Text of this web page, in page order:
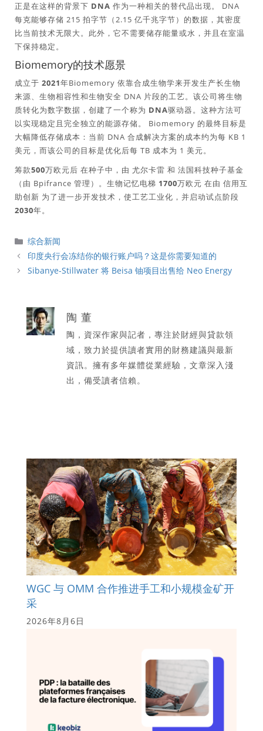
正是在这样的背景下 DNA 作为一种相关的替代品出现。 DNA
每克能够存储 215 拍字节（2.15 亿千兆字节）的数据，其密度
比当前技术无限大。此外，它不需要储存能量或水，并且在室温
下保持稳定。
Biomemory的技术愿景
成立于 2021年Biomemory 依靠合成生物学来开发生产长生物
来源、生物相容性和生物安全 DNA 片段的工艺。该公司将生物
质转化为数字数据，创建了一个称为 DNA驱动器。这种方法可
以实现稳定且完全独立的能源存储。 Biomemory 的最终目标是
大幅降低存储成本：当前 DNA 合成解决方案的成本约为每 KB 1
美元，而该公司的目标是优化后每 TB 成本为 1 美元。
筹款500万欧元后 在种子中，由 尤尔卡雷 和 法国科技种子基金
（由 Bpifrance 管理）。生物记忆电梯 1700万欧元 在由 信用互
助创新 为了进一步开发技术，使工艺工业化，并启动试点阶段
2030年。
分
類
综合新闻
印度央行会冻结你的银行账户吗？这是你需要知道的
Sibanye-Stillwater 将 Beisa 铀项目出售给 Neo Energy
陶 董
陶，資深作家與記者，專注於財經與貸款領
域，致力於提供讀者實用的財務建議與最新
資訊。擁有多年媒體從業經驗，文章深入淺
出，備受讀者信賴。
WGC 与 OMM 合作推进手工和小规模金矿开
采
2026年8月6日